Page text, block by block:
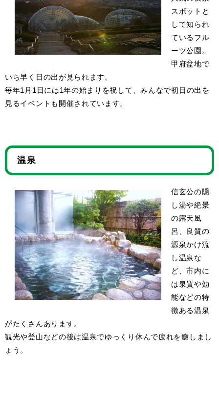
スポットと
して知られ
ているフル
ーツ公園。
甲府盆地で
いち早く日の出が見られます。
毎年1月1日には1年の始まりを祝して、みんなで初日の出を
見るイベントも開催されています。
温泉
信玄公の隠
し湯や絶景
の露天風
呂、良質の
源泉かけ流
し温泉な
ど、市内に
は泉質や効
能などの特
徴ある温泉
がたくさんあります。
観光や登山などの後は温泉でゆっくり休んで疲れを癒しまし
ょう。